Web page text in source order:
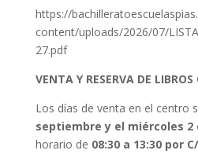
https://
content/uploads/2026/07/
27.pdf
VENTA Y RESERVA DE
Los días de venta en el centro
septiembre y el miércoles
horario de 08:30 a 13:30 por